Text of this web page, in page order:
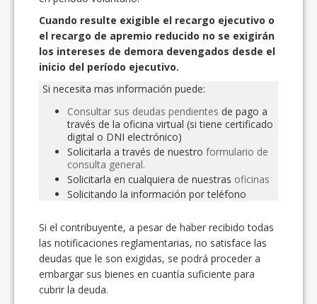
Cuando resulte exigible el recargo ejecutivo o
el recargo de apremio reducido no se exigirán
los intereses de demora devengados desde el
inicio del período ejecutivo.
Si necesita mas información puede:
Consultar sus deudas pendientes de pago a
través de la oficina virtual (si tiene certificado
digital o DNI electrónico)
Solicitarla a través de nuestro formulario de
consulta general.
Solicitarla en cualquiera de nuestras oficinas
Solicitando la información por teléfono
Si el contribuyente, a pesar de haber recibido todas
las notificaciones reglamentarias, no satisface las
deudas que le son exigidas, se podrá proceder a
embargar sus bienes en cuantía suficiente para
cubrir la deuda.